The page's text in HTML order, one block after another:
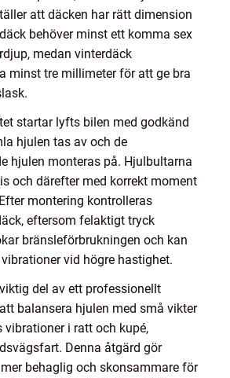
att däcken har rätt dimension
behöver minst ett komma sex
medan vinterdäck
minst tre millimeter för att ge bra
startar lyfts bilen med godkänd
hjulen tas av och de
hjulen monteras på. Hjulbultarna
och därefter med korrekt moment
montering kontrolleras
eftersom felaktigt tryck
bränsleförbrukningen och kan
vid högre hastighet.
del av ett professionellt
balansera hjulen med små vikter
i ratt och kupé,
Denna åtgärd gör
behaglig och skonsammare för